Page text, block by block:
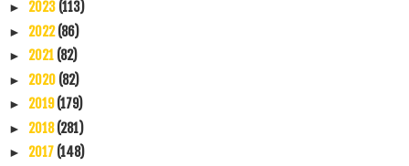
► 2023 (113)
► 2022(86)
► 2021 (82)
► 2020 (82)
► 2019(179)
► 2018(281)
► 2017 (148)